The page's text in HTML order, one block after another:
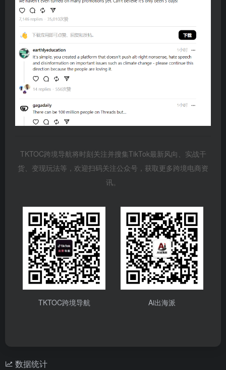
TKTOC跨境导航将时刻关注并搜集TikTok最新风向、实战干
货、变现玩法等，欢迎扫码关注公众号，获取更多跨境电商资
讯。
TKTOC跨境导航 Ai出海派
数据统计